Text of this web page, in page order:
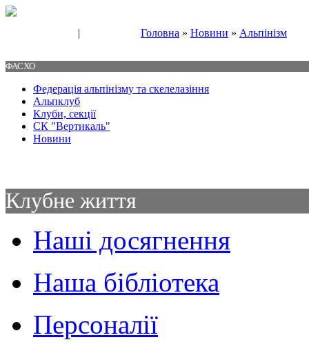
| Головна » Новини » Альпінізм
ФАСХО
Федерація альпінізму та скелелазіння
Альпклуб
Клуби, секції
СК "Вертикаль"
Новини
Клубне життя
Наші досягнення
Наша бібліотека
Персоналії